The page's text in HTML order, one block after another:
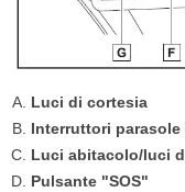
Luci di cortesia
Interruttori
Luci abitacolo/luci
Pulsante "SOS"